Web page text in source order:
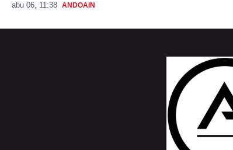
abu 06, 11:38 ANDOAIN